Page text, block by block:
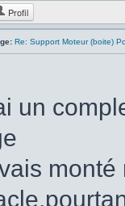
Profil
Re: Support Moteur (boite)
un